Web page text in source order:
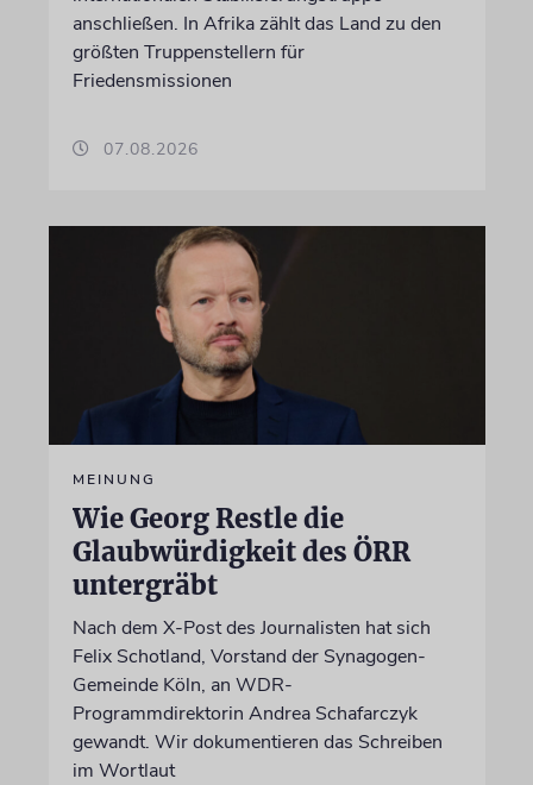
anschließen. In Afrika zählt das Land zu den
größten Truppenstellern für
Friedensmissionen
07.08.2026
MEINUNG
Wie Georg Restle die
Glaubwürdigkeit des ÖRR
untergräbt
Nach dem X-Post des Journalisten hat sich
Felix Schotland, Vorstand der Synagogen-
Gemeinde Köln, an WDR-
Programmdirektorin Andrea Schafarczyk
gewandt. Wir dokumentieren das Schreiben
im Wortlaut